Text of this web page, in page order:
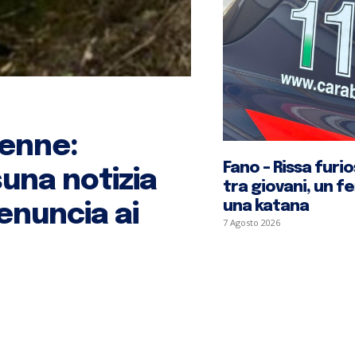
notizia
ai
Fano – Rissa
tra giovani, un
una katana
7 Agosto 2026